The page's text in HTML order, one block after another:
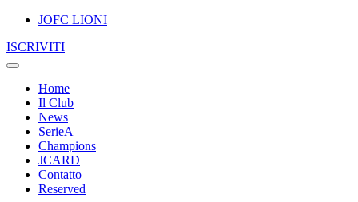
JOFC LIONI
ISCRIVITI
Home
Il Club
News
SerieA
Champions
JCARD
Contatto
Reserved